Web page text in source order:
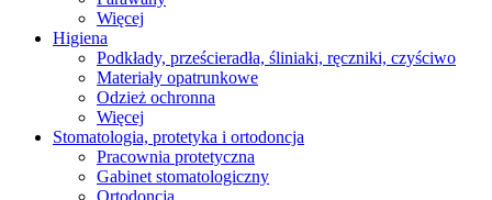
Więcej
Higiena
Podkłady, prześcieradła, śliniaki, ręczniki, czyściwo
Materiały opatrunkowe
Odzież ochronna
Więcej
Stomatologia, protetyka i ortodoncja
Pracownia protetyczna
Gabinet stomatologiczny
Ortodoncja